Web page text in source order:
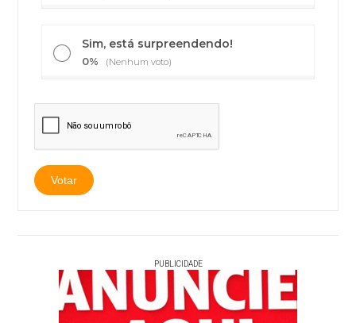
Sim, está surpreendendo!
0% (Nenhum voto)
PUBLICIDADE